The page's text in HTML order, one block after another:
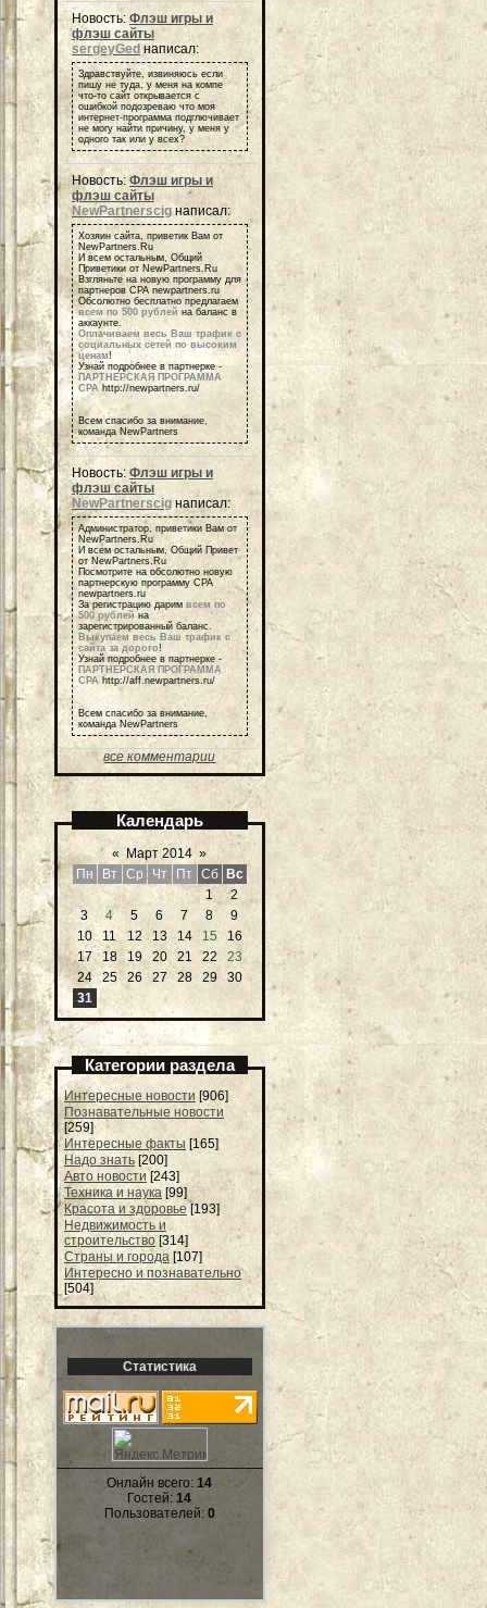
Новость: Флэш игры и
флэш сайты
sergeyGed написал:
Здравствуйте, извиняюсь если
пишу не туда, у меня на компе
что-то сайт открывается с
ошибкой подозреваю что моя
интернет-программа подглючивает
не могу найти причину, у меня у
одного так или у всех?
Новость: Флэш игры и
флэш сайты
NewPartnerscig написал:
Хозяин сайта, приветик Вам от
NewPartners.Ru
И всем остальным, Общий
Приветики от NewPartners.Ru
Взгляньте на новую программу для
партнеров СРА newpartners.ru
Обсолютно бесплатно предлагаем
всем по 500 рублей на баланс в
аккаунте.
Оплачиваем весь Ваш трафик с
социальных сетей по высоким
ценам!
Узнай подробнее в партнерке -
ПАРТНЕРСКАЯ ПРОГРАММА
СРА http://newpartners.ru/
Всем спасибо за внимание,
команда NewPartners
Новость: Флэш игры и
флэш сайты
NewPartnerscig написал:
Администратор, приветики Вам от
NewPartners.Ru
И всем остальным, Общий Привет
от NewPartners.Ru
Посмотрите на обсолютно новую
партнерскую программу СРА
newpartners.ru
За регистрацию дарим всем по
500 рублей на
зарегистрированный баланс.
Выкупаем весь Ваш трафик с
сайта за дорого!
Узнай подробнее в партнерке -
ПАРТНЕРСКАЯ ПРОГРАММА
СРА http://aff.newpartners.ru/
Всем спасибо за внимание,
команда NewPartners
все комментарии
Календарь
« Март 2014 »
Пн
Вт Ср Чт Пт Сб
Вс
1
2
3
4 5 6 7 8
9
10
11 12 13 14 15
16
17
18 19 20 21 22
23
24
25 26 27 28 29
30
31
Категории раздела
Интересные новости [906]
Познавательные новости
[259]
Интересные факты [165]
Надо знать [200]
Авто новости [243]
Техника и наука [99]
Красота и здоровье [193]
Недвижимость и
строительство [314]
Страны и города [107]
Интересно и познавательно
[504]
Статистика
Онлайн всего:14
Гостей:14
Пользователей: 0